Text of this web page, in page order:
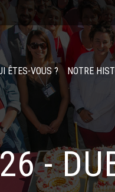
ÊTES-VOUS ? NOTRE
-